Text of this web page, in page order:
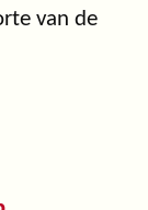
van de